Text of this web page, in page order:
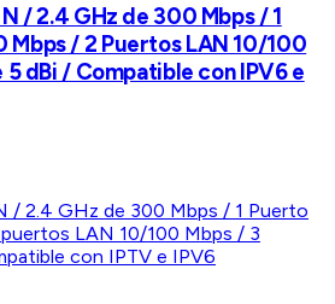
/ 2.4 GHz de 300 Mbps / 1
Mbps / 2 Puertos LAN 10/100
5 dBi / Compatible con IPV6 e